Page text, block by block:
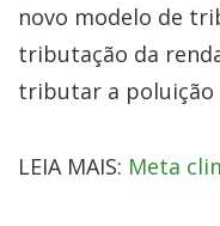
novo modelo de
tributação da
tributar a poluição
LEIA MAIS: Meta